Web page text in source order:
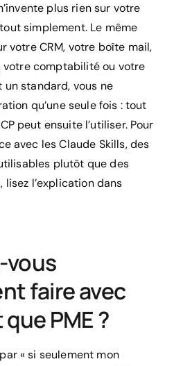
plus rien sur votre
simplement. Le même
votre CRM, votre boîte mail,
votre comptabilité ou votre
un standard, vous ne
qu’une seule fois : tout
peut ensuite l’utiliser. Pour
avec les Claude Skills, des
plutôt que des
lisez l’explication dans
vous
faire avec
PME ?
« si seulement mon